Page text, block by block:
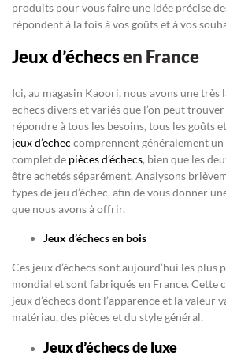
produits pour vous faire une idée précise
répondent à la fois à vos goûts et à vos
Jeux d’échecsen France
Ici, au magasin Kaoori, nous avons une très
echecs divers et variés que l’on peut
répondre à tous les besoins, tous les goûts
jeux d’echec comprennent généralement
complet de pièces d’échecs, bien que les
être achetés séparément. Analysons
types de jeu d’échec, afin de vous donner
que nous avons à offrir.
Jeux d’échecs en bois
Ces jeux d’échecs sont aujourd’hui les
mondial et sont fabriqués en France. Cette
jeux d’échecs dont l’apparence et la valeur
matériau, des pièces et du style général.
Jeux d’échecs de luxe